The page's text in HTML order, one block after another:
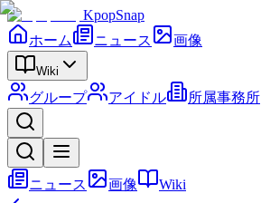
KpopSnap
ホーム
ニュース 画像
Wiki
グループ アイドル 所属事務所
ニュース 画像
Wiki